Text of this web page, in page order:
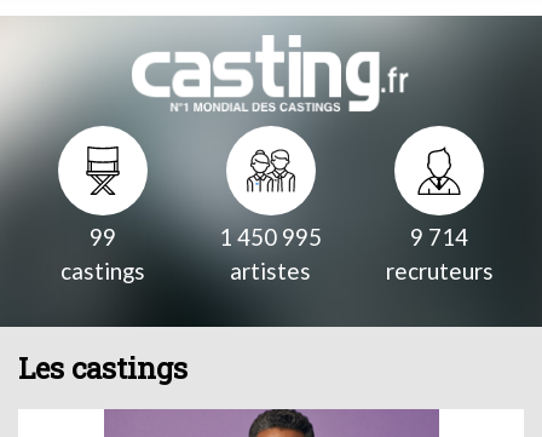
99
castings
1 450 995
artistes
9 714
recruteurs
Les castings